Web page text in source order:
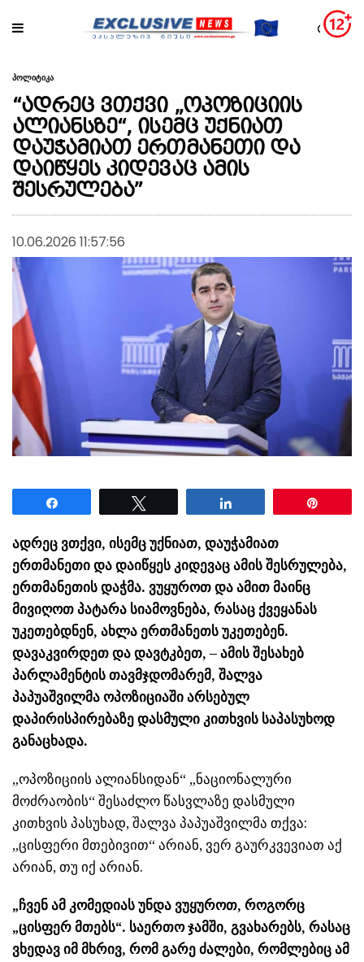
პოლიტიკა
“ადრეც ვთქვი „ოპოზიციის
ალიანსზე“, ისემც უქნიათ
დაუჭამიათ ერთმანეთი და
დაიწყეს კიდევაც ამის
შესრულება”
10.06.2026 11:57:56
ადრეც ვთქვი, ისემც უქნიათ, დაუჭამიათ
ერთმანეთი და დაიწყეს კიდევაც ამის შესრულება,
ერთმანეთის დაჭმა. ვუყუროთ და ამით მაინც
მივიღოთ პატარა სიამოვნება, რასაც ქვეყანას
უკეთებდნენ, ახლა ერთმანეთს უკეთებენ.
დავაკვირდეთ და დავტკბეთ, – ამის შესახებ
პარლამენტის თავმჯდომარემ, შალვა
პაპუაშვილმა ოპოზიციაში არსებულ
დაპირისპირებაზე დასმული კითხვის საპასუხოდ
განაცხადა.
„ოპოზიციის ალიანსიდან“ „ნაციონალური
მოძრაობის“ შესაძლო წასვლაზე დასმული
კითხვის პასუხად, შალვა პაპუაშვილმა თქვა:
„ცისფერი მთებივით“ არიან, ვერ გაურკვევიათ აქ
არიან, თუ იქ არიან.
„ჩვენ ამ კომედიას უნდა ვუყუროთ, როგორც
„ცისფერ მთებს“. საერთო ჯამში, გვახარებს, რასაც
ვხედავ იმ მხრივ, რომ გარე ძალები, რომლებიც ამ